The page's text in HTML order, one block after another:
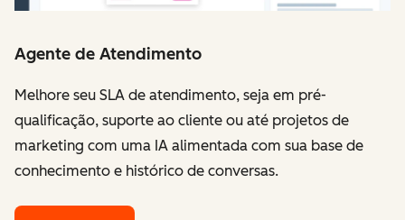
Agente de Atendimento
Melhore seu SLA de atendimento, seja em pré-
qualificação, suporte ao cliente ou até projetos de
marketing com uma IA alimentada com sua base de
conhecimento e histórico de conversas.